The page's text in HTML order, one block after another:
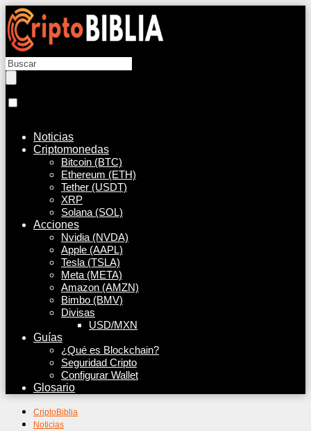
Noticias
Criptomonedas
Bitcoin (BTC)
Ethereum (ETH)
Tether (USDT)
XRP
Solana (SOL)
Acciones
Nvidia (NVDA)
Apple (AAPL)
Tesla (TSLA)
Meta (META)
Amazon (AMZN)
Bimbo (BMV)
Divisas
USD/MXN
Guías
¿Qué es Blockchain?
Seguridad Cripto
Configurar Wallet
Glosario
CriptoBiblia
Noticias